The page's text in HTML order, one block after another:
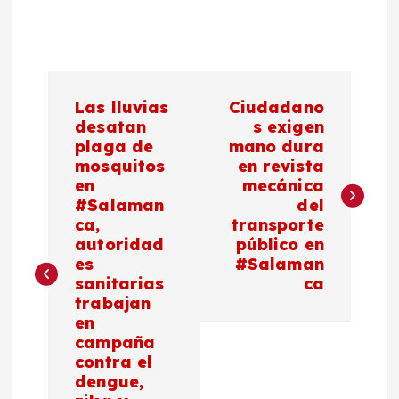
g
Las lluvias
desatan
plaga de
mosquitos
en
#Salaman
ca,
autoridad
es
sanitarias
trabajan
en
campaña
contra el
dengue,
Ciudadano
s exigen
mano dura
en revista
mecánica
del
transporte
público en
#Salaman
ca